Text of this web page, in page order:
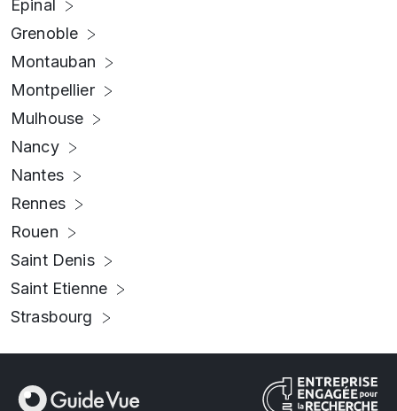
Epinal
Grenoble
Montauban
Montpellier
Mulhouse
Nancy
Nantes
Rennes
Rouen
Saint Denis
Saint Etienne
Strasbourg